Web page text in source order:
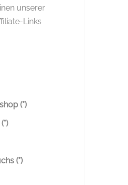
unserer
Links
(*)
(*)